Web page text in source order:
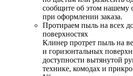
сообщите об этом нашему
при оформлении заказа.
Протираем пыль на всех
поверхностях
Клинер протрет пыль на
и горизонтальных
доступности вытянутой
технике, комодах и